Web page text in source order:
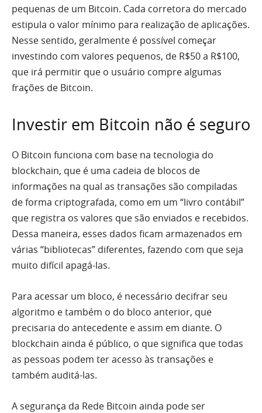
pequenas de um Bitcoin. Cada corretora do mercado
estipula o valor mínimo para realização de aplicações.
Nesse sentido, geralmente é possível começar
investindo com valores pequenos, de R$50 a R$100,
que irá permitir que o usuário compre algumas
frações de Bitcoin.
Investir em Bitcoin não é seguro
O Bitcoin funciona com base na tecnologia do
blockchain, que é uma cadeia de blocos de
informações na qual as transações são compiladas
de forma criptografada, como em um “livro contábil”
que registra os valores que são enviados e recebidos.
Dessa maneira, esses dados ficam armazenados em
várias “bibliotecas” diferentes, fazendo com que seja
muito difícil apagá-las.
Para acessar um bloco, é necessário decifrar seu
algoritmo e também o do bloco anterior, que
precisaria do antecedente e assim em diante. O
blockchain ainda é público, o que significa que todas
as pessoas podem ter acesso às transações e
também auditá-las.
A segurança da Rede Bitcoin ainda pode ser